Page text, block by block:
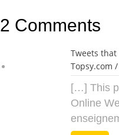
2 Comments
Tweets that
Topsy.com /
[…] This
Online